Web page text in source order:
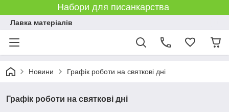
Набори для писанкарства
Лавка матеріалів
Новини Графік роботи на святкові дні
Графік роботи на святкові дні